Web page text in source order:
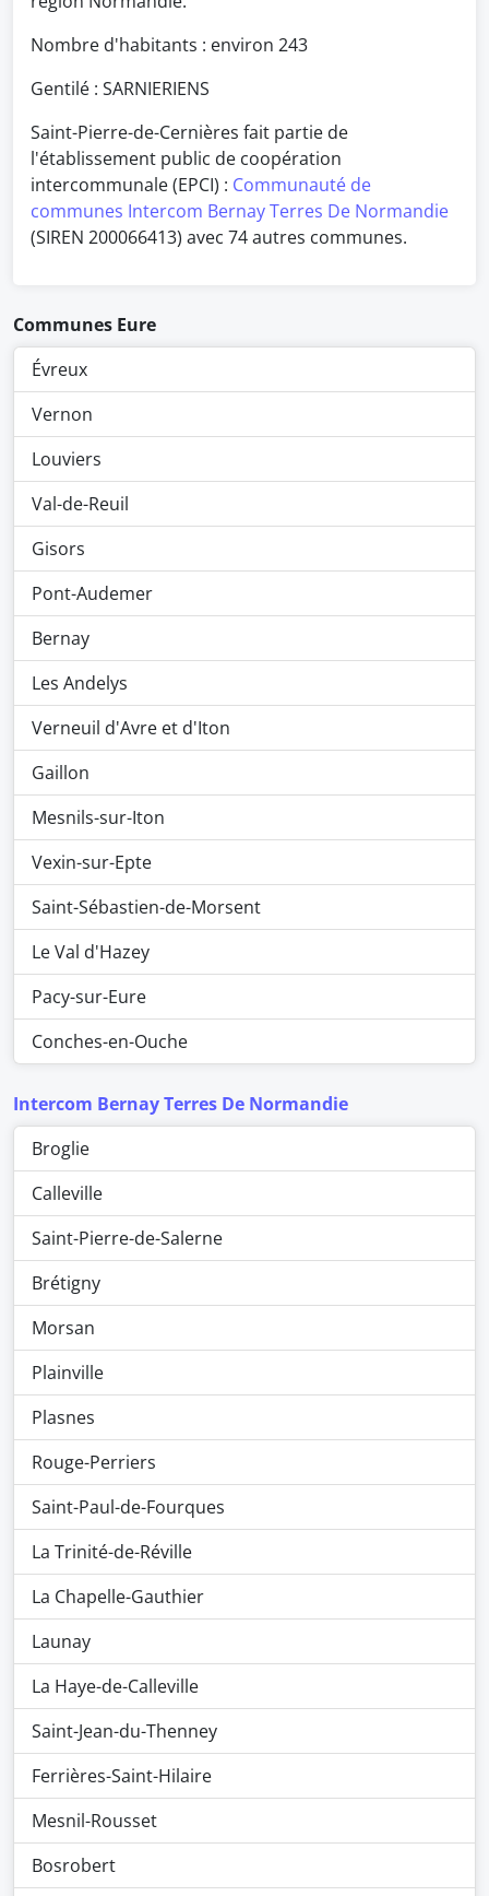
Nombre d'habitants : environ 243
Gentilé : SARNIERIENS
Saint-Pierre-de-Cernières fait partie de
l'établissement public de coopération
intercommunale (EPCI) : Communauté de
communes Intercom Bernay Terres De Normandie
(SIREN 200066413) avec 74 autres communes.
Communes Eure
Évreux
Vernon
Louviers
Val-de-Reuil
Gisors
Pont-Audemer
Bernay
Les Andelys
Verneuil d'Avre et d'Iton
Gaillon
Mesnils-sur-Iton
Vexin-sur-Epte
Saint-Sébastien-de-Morsent
Le Val d'Hazey
Pacy-sur-Eure
Conches-en-Ouche
Intercom Bernay Terres De Normandie
Broglie
Calleville
Saint-Pierre-de-Salerne
Brétigny
Morsan
Plainville
Plasnes
Rouge-Perriers
Saint-Paul-de-Fourques
La Trinité-de-Réville
La Chapelle-Gauthier
Launay
La Haye-de-Calleville
Saint-Jean-du-Thenney
Ferrières-Saint-Hilaire
Mesnil-Rousset
Bosrobert